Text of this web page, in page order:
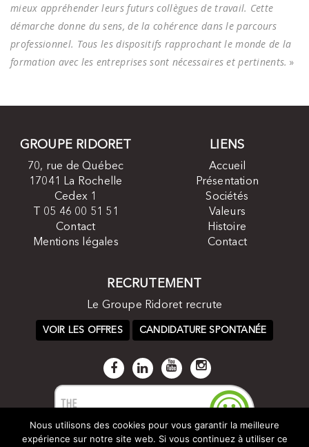
mieux appréhender leurs futurs collègues de travail. Cette
démarche donne du sens, de la cohérence dans le parcours
professionnel. Tous les dispositifs rapprochant le monde de la
formation avec les entreprises sont nécessaires et pertinents. »
GROUPE RIDORET
70, rue de Québec
17041 La Rochelle
Cedex 1
T 05 46 00 51 51
Contact
Mentions légales
LIENS
Accueil
Présentation
Sociétés
Valeurs
Histoire
Contact
RECRUTEMENT
Le Groupe Ridoret recrute
VOIR LES OFFRES CANDIDATURE SPONTANÉE
Nous utilisons des cookies pour vous garantir la meilleure
expérience sur notre site web. Si vous continuez à utiliser ce